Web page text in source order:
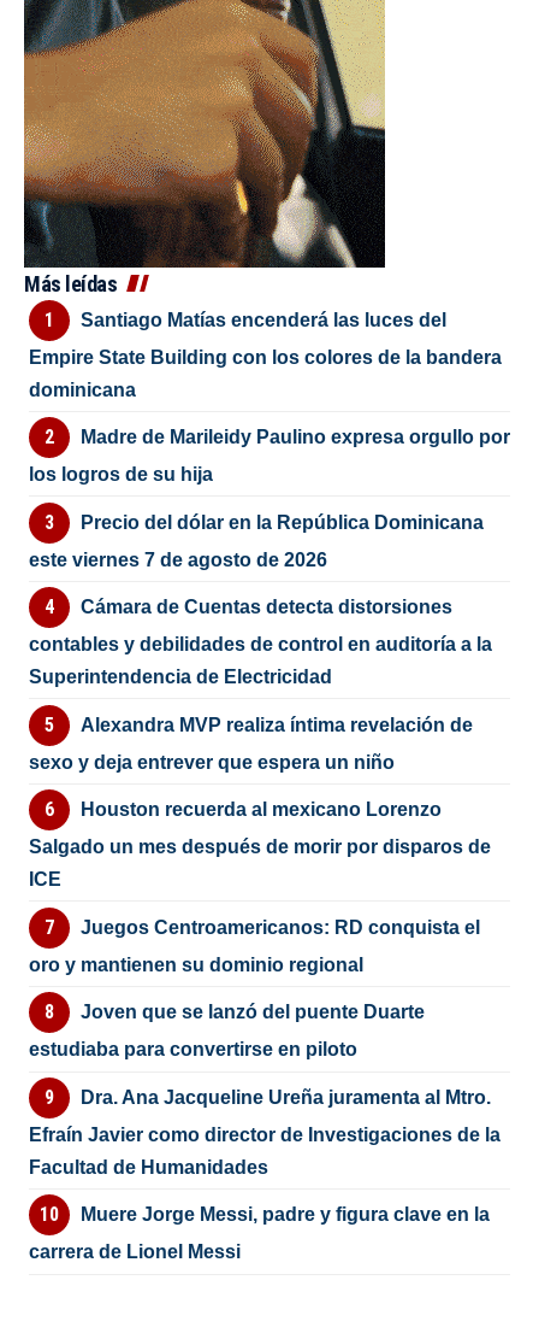
Más leídas
Santiago Matías encenderá las luces del
Empire State Building con los colores de la bandera
dominicana
Madre de Marileidy Paulino expresa orgullo por
los logros de su hija
Precio del dólar en la República Dominicana
este viernes 7 de agosto de 2026
Cámara de Cuentas detecta distorsiones
contables y debilidades de control en auditoría a la
Superintendencia de Electricidad
Alexandra MVP realiza íntima revelación de
sexo y deja entrever que espera un niño
Houston recuerda al mexicano Lorenzo
Salgado un mes después de morir por disparos de
ICE
Juegos Centroamericanos: RD conquista el
oro y mantienen su dominio regional
Joven que se lanzó del puente Duarte
estudiaba para convertirse en piloto
Dra. Ana Jacqueline Ureña juramenta al Mtro.
Efraín Javier como director de Investigaciones de la
Facultad de Humanidades
Muere Jorge Messi, padre y figura clave en la
carrera de Lionel Messi